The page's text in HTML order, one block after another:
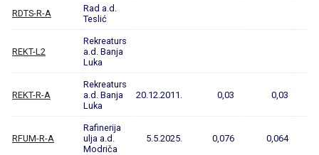
RDTS-R-A
Rad a.d.
Teslić
REKT-L2
Rekreaturs
a.d. Banja
Luka
REKT-R-A
Rekreaturs
a.d. Banja
Luka
20.12.2011. 0,03 0,03
RFUM-R-A
Rafinerija
ulja a.d.
Modriča
5.5.2025. 0,076 0,064